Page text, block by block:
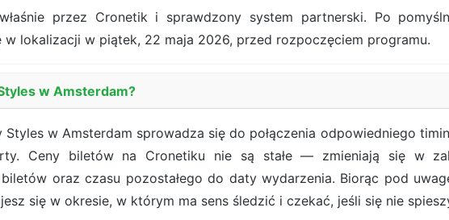
przez Cronetik i sprawdzony system partnerski. Po
lokalizacji w piątek, 22 maja 2026, przed rozpoczęciem programu.
w Amsterdam?
w Amsterdam sprowadza się do połączenia odpowiedniego
Ceny biletów na Cronetiku nie są stałe — zmieniają się w
oraz czasu pozostałego do daty wydarzenia. Biorąc pod
się w okresie, w którym ma sens śledzić i czekać, jeśli się nie